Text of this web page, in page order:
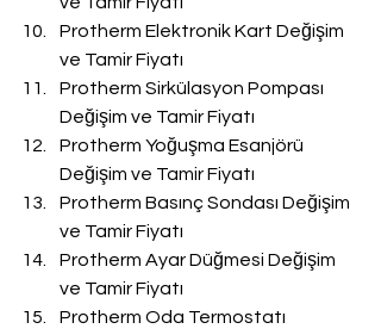
Protherm Elektronik Kart Değişim
ve Tamir Fiyatı
Protherm Sirkülasyon Pompası
Değişim ve Tamir Fiyatı
Protherm Yoğuşma Esanjörü
Değişim ve Tamir Fiyatı
Protherm Basınç Sondası Değişim
ve Tamir Fiyatı
Protherm Ayar Düğmesi Değişim
ve Tamir Fiyatı
Protherm Oda Termostatı